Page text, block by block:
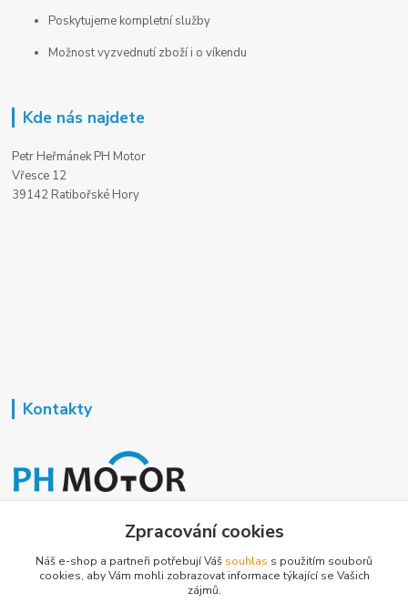
Poskytujeme kompletní služby
Možnost vyzvednutí zboží i o víkendu
Kde nás najdete
Petr Heřmánek PH Motor
Vřesce 12
39142 Ratibořské Hory
Kontakty
+420 723 362 738
Zpracování cookies
Náš e-shop a partneři potřebují Váš souhlas s použitím souborů
cookies, aby Vám mohli zobrazovat informace týkající se Vašich
zájmů.